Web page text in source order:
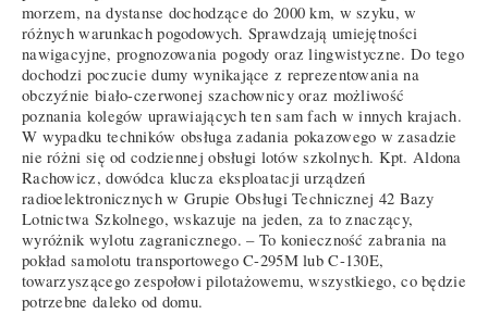
morzem, na dystanse dochodzące do 2000 km, w szyku, w
różnych warunkach pogodowych. Sprawdzają umiejętności
nawigacyjne, prognozowania pogody oraz lingwistyczne. Do tego
dochodzi poczucie dumy wynikające z reprezentowania na
obczyźnie biało-czerwonej szachownicy oraz możliwość
poznania kolegów uprawiających ten sam fach w innych krajach.
W wypadku techników obsługa zadania pokazowego w zasadzie
nie różni się od codziennej obsługi lotów szkolnych. Kpt. Aldona
Rachowicz, dowódca klucza eksploatacji urządzeń
radioelektronicznych w Grupie Obsługi Technicznej 42 Bazy
Lotnictwa Szkolnego, wskazuje na jeden, za to znaczący,
wyróżnik wylotu zagranicznego. – To konieczność zabrania na
pokład samolotu transportowego C-295M lub C-130E,
towarzyszącego zespołowi pilotażowemu, wszystkiego, co będzie
potrzebne daleko od domu.